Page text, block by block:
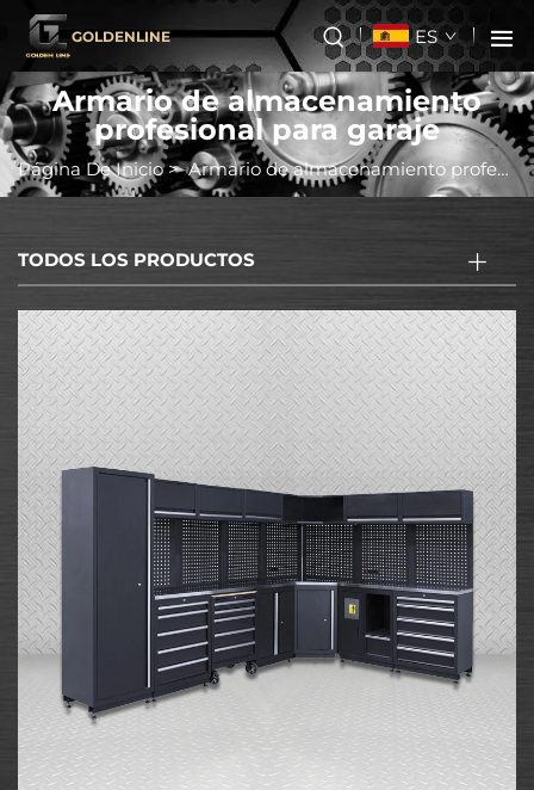
GOLDENLINE ES
Armario de almacenamiento
profesional para garaje
Página De Inicio>Armario de almacenamiento profesional para garaje
TODOS LOS PRODUCTOS